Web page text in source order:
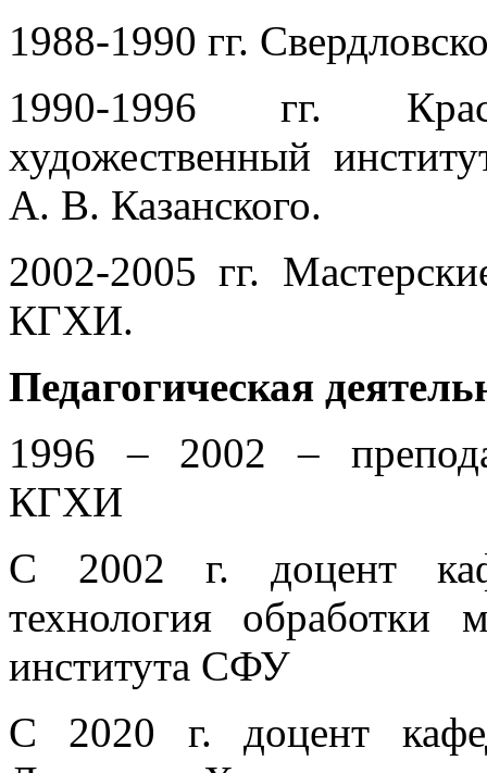
1988-1990 гг.
1990-1996 гг.
художественный
А. В. Казанского.
2002-2005 гг.
КГХИ.
Педагогическая
1996 – 2002 –
КГХИ
С 2002 г. доцент
технология обработки
института СФУ
С 2020 г. доцент